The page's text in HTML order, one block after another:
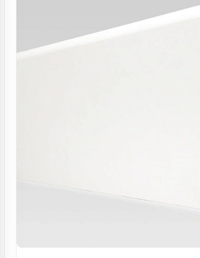
Кварц-винил (ПВХ плитка)